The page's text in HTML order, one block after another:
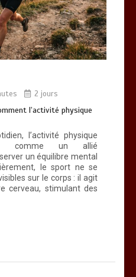
2 jours
l’activité physique
l’activité physique
comme un allié
un équilibre mental
le sport ne se
sur le corps : il agit
cerveau, stimulant des